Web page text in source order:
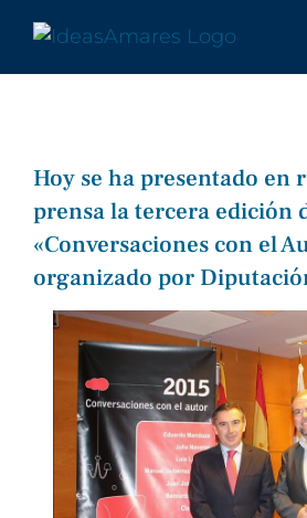
contenido
Hoy se ha presentado en
prensa la tercera edición
«Conversaciones con el
organizado por